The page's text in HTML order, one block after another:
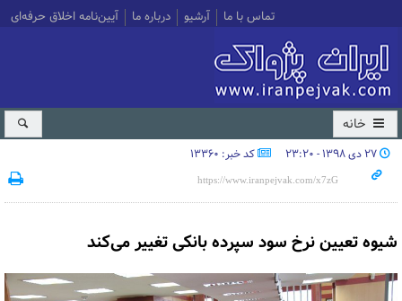
تماس با ما آرشیو درباره ما آیین‌نامه اخلاق حرفه‌ای
خانه
۲۷ دی ۱۳۹۸ - ۲۳:۲۰ کد خبر: 13360
شیوه تعیین نرخ سود سپرده بانکی تغییر می‌کند